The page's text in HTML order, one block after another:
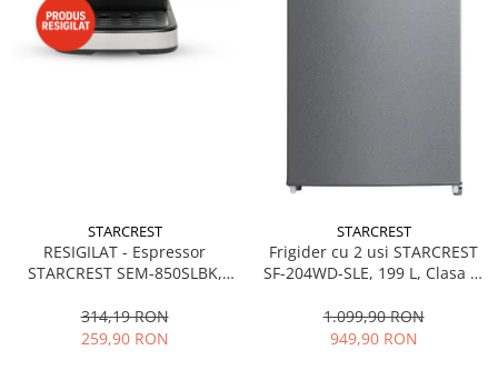
STARCREST
RESIGILAT - Espressor
STARCREST SEM-850SLBK,
detasabil 1.5L, dispozitiv
spumare, filtru dublu din
314,19 RON
259,90 RON
STARCREST
Frigider cu 2 usi STARCREST
SF-204WD-SLE, 199 L, Clasa E,
Termostat Ajustabil, Usi
reversibile, H 143 cm, Argintiu
1.099,90 RON
949,90 RON